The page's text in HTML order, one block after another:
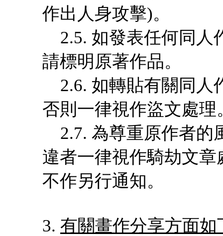
作出人身攻擊)。
2.5. 如發表任何同人
請標明原著作品。
2.6. 如轉貼有關同人
否則一律視作盜文處理
2.7. 為尊重原作者的
違者一律視作騎劫文
不作另行通知。
3. 有關畫作分享方面如